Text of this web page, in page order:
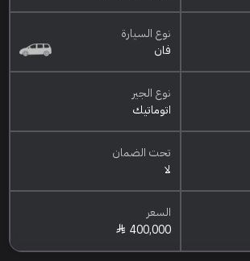
نوع السيارة
فان
نوع الجير
اتوماتيك
تحت الضمان
لا
السعر
400,000